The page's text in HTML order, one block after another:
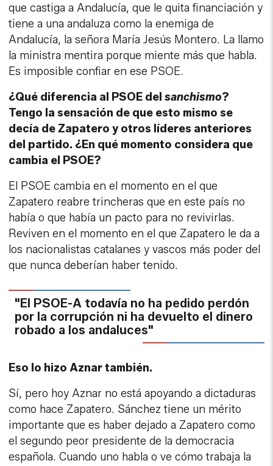
que castiga a Andalucía, que le quita financiación y
tiene a una andaluza como la enemiga de
Andalucía, la señora María Jesús Montero. La llamo
la ministra mentira porque miente más que habla.
Es imposible confiar en ese PSOE.
¿Qué diferencia al PSOE delsanchismo?
Tengo la sensación de que esto mismo se
decía de Zapatero y otros líderes anteriores
del partido. ¿En qué momento considera que
cambia el PSOE?
El PSOE cambia en el momento en el que
Zapatero reabre trincheras que en este país no
había o que había un pacto para no revivirlas.
Reviven en el momento en el que Zapatero le da a
los nacionalistas catalanes y vascos más poder del
que nunca deberían haber tenido.
"El PSOE-A todavía no ha pedido perdón
por la corrupción ni ha devuelto el dinero
robado a los andaluces"
Eso lo hizo Aznar también.
Sí, pero hoy Aznar no está apoyando a dictaduras
como hace Zapatero. Sánchez tiene un mérito
importante que es haber dejado a Zapatero como
el segundo peor presidente de la democracia
española. Cuando uno habla o ve cómo trabaja la